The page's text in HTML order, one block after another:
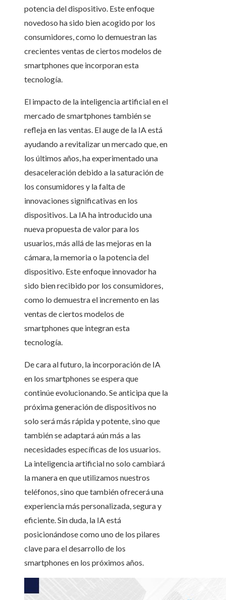
potencia del dispositivo. Este enfoque
novedoso ha sido bien acogido por los
consumidores, como lo demuestran las
crecientes ventas de ciertos modelos de
smartphones que incorporan esta
tecnología.
El impacto de la inteligencia artificial en el
mercado de smartphones también se
refleja en las ventas. El auge de la IA está
ayudando a revitalizar un mercado que, en
los últimos años, ha experimentado una
desaceleración debido a la saturación de
los consumidores y la falta de
innovaciones significativas en los
dispositivos. La IA ha introducido una
nueva propuesta de valor para los
usuarios, más allá de las mejoras en la
cámara, la memoria o la potencia del
dispositivo. Este enfoque innovador ha
sido bien recibido por los consumidores,
como lo demuestra el incremento en las
ventas de ciertos modelos de
smartphones que integran esta
tecnología.
De cara al futuro, la incorporación de IA
en los smartphones se espera que
continúe evolucionando. Se anticipa que la
próxima generación de dispositivos no
solo será más rápida y potente, sino que
también se adaptará aún más a las
necesidades específicas de los usuarios.
La inteligencia artificial no solo cambiará
la manera en que utilizamos nuestros
teléfonos, sino que también ofrecerá una
experiencia más personalizada, segura y
eficiente. Sin duda, la IA está
posicionándose como uno de los pilares
clave para el desarrollo de los
smartphones en los próximos años.